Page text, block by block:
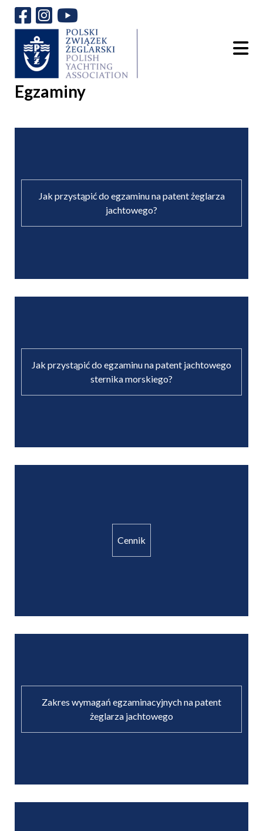
Egzaminy
Jak przystąpić do egzaminu na patent żeglarza
jachtowego?
Jak przystąpić do egzaminu na patent jachtowego
sternika morskiego?
Cennik
Zakres wymagań egzaminacyjnych na patent
żeglarza jachtowego